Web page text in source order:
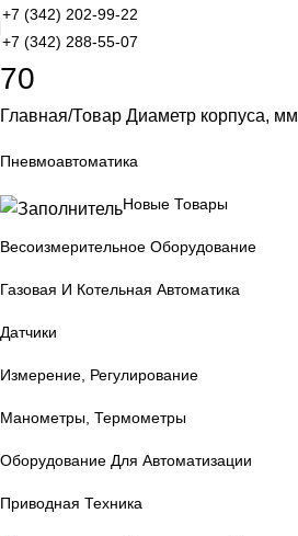
+7 (342) 202-99-22
+7 (342) 288-55-07
70
Главная Товар Диаметр корпуса, мм
Пневмоавтоматика
Новые Товары
Весоизмерительное Оборудование
Газовая И Котельная Автоматика
Датчики
Измерение, Регулирование
Манометры, Термометры
Оборудование Для Автоматизации
Приводная Техника